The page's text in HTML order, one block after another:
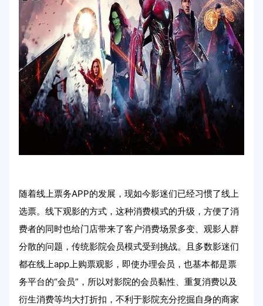
随着线上票务APP的发展，现如今影迷们已经习惯了线上
选票。线下观影的方式，这种消费模式的升级，方便了消
费者的同时也给门店带来了客户消费场景多变、观影人群
分散的问题，传统影院会员模式受到挑战。且多数影迷们
都在线上app上购票观影，即使办理会员，也基本都是票
务平台的“会员”，所以对影院的会员黏性、重复消费以及
衍生消费等均大打折扣，不利于影院充分挖掘自身的商家